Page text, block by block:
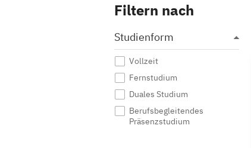
Filtern nach
Studienform
Vollzeit
Fernstudium
Duales Studium
Berufsbegleitendes
Präsenzstudium